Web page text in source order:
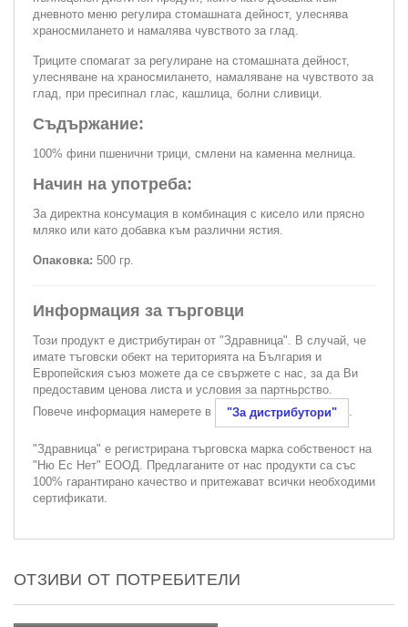
дневното меню регулира стомашната дейност, улеснява
храносмилането и намалява чувството за глад.
Триците спомагат за регулиране на стомашната дейност,
улесняване на храносмилането, намаляване на чувството за
глад, при пресипнал глас, кашлица, болни сливици.
Съдържание:
100% фини пшенични трици, смлени на каменна мелница.
Начин на употреба:
За директна консумация в комбинация с кисело или прясно
мляко или като добавка към различни ястия.
Опаковка: 500 гр.
Информация за търговци
Този продукт е дистрибутиран от "Здравница". В случай, че
имате тъговски обект на територията на България и
Европейския съюз можете да се свържете с нас, за да Ви
предоставим ценова листа и условия за партньрство.
Повече информация намерете в
"За дистрибутори" .
"Здравница" е регистрирана търговска марка собственост на
"Ню Ес Нет" ЕООД. Предлаганите от нас продукти са със
100% гарантирано качество и притежават всички необходими
сертификати.
ОТЗИВИ ОТ ПОТРЕБИТЕЛИ